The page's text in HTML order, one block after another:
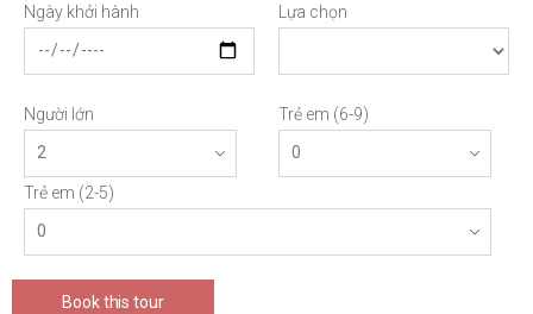
Ngày khởi hành Lựa chọn
Người lớn Trẻ em (6-9)
Trẻ em (2-5)
Book this tour